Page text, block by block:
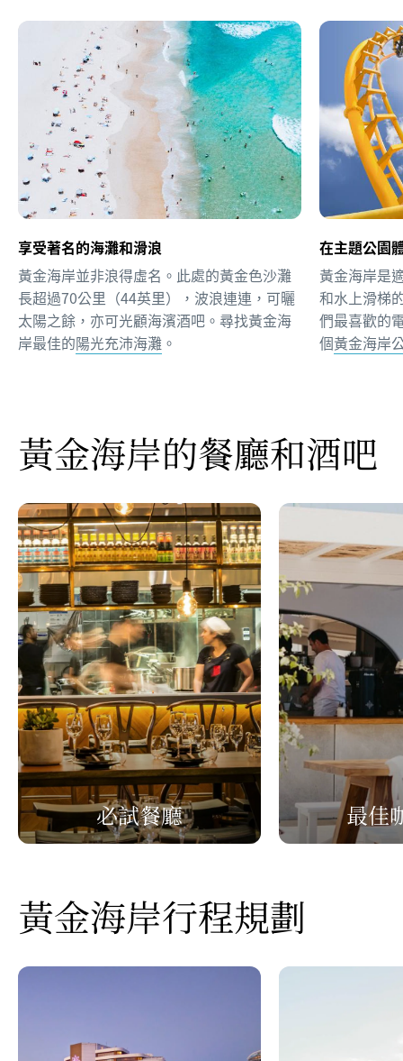
享受著名的海灘和滑浪
黃金海岸並非浪得虛名。此處的黃金色沙灘
長超過70公里（44英里），波浪連連，可曬
太陽之餘，亦可光顧海濱酒吧。尋找黃金海
岸最佳的陽光充沛海灘 。
在主題公園
黃金海岸是
和水上滑梯
們最喜歡的
個黃金海岸
黃金海岸的餐廳和酒吧
必試餐廳 最佳
黃金海岸行程規劃